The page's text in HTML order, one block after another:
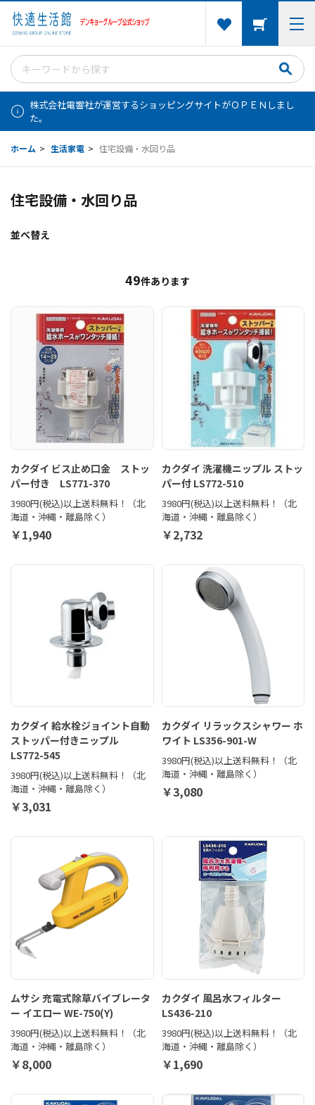
株式会社電響社が運営するショッピングサイトがＯＰＥＮしまし
た。
ホーム > 生活家電 > 住宅設備・水回り品
住宅設備・水回り品
並べ替え
49件あります
カクダイ ビス止め口金 ストッ
パー付き LS771-370
3980円(税込)以上送料無料！（北
海道・沖縄・離島除く）
￥1,940
カクダイ 洗濯機ニップル ストッ
パー付 LS772-510
3980円(税込)以上送料無料！（北
海道・沖縄・離島除く）
￥2,732
カクダイ 給水栓ジョイント自動
ストッパー付きニップル
LS772-545
3980円(税込)以上送料無料！（北
海道・沖縄・離島除く）
￥3,031
カクダイ リラックスシャワー ホ
ワイト LS356-901-W
3980円(税込)以上送料無料！（北
海道・沖縄・離島除く）
￥3,080
ムサシ 充電式除草バイブレータ
ー イエロー WE-750(Y)
3980円(税込)以上送料無料！（北
海道・沖縄・離島除く）
￥8,000
カクダイ 風呂水フィルター
LS436-210
3980円(税込)以上送料無料！（北
海道・沖縄・離島除く）
￥1,690